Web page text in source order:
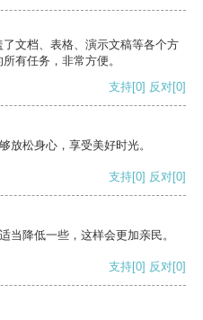
文档、表格、演示文稿等各个方
有任务，非常方便。
支持[0] 反对[0]
放松身心，享受美好时光。
支持[0] 反对[0]
当降低一些，这样会更加亲民。
支持[0] 反对[0]